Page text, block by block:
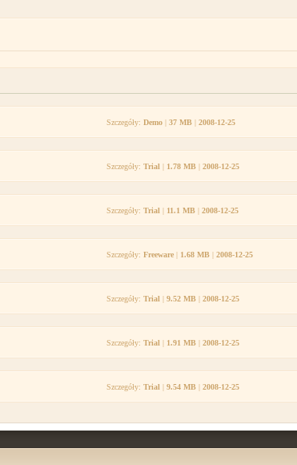
Szczegóły: Demo | 37 MB | 2008-12-25
Szczegóły: Trial | 1.78 MB | 2008-12-25
Szczegóły: Trial | 11.1 MB | 2008-12-25
Szczegóły: Freeware | 1.68 MB | 2008-12-25
Szczegóły: Trial | 9.52 MB | 2008-12-25
Szczegóły: Trial | 1.91 MB | 2008-12-25
Szczegóły: Trial | 9.54 MB | 2008-12-25